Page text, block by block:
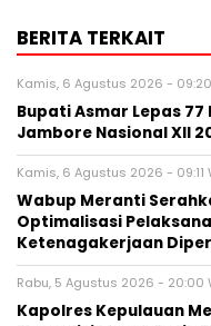
BERITA TERKAIT
Kamis, 6 Agustus 2026 - 09:20
Bupati Asmar Lepas
Jambore Nasional XII
Kamis, 6 Agustus 2026 - 09:11
Wabup Meranti
Optimalisasi
Ketenagakerjaan
Rabu, 5 Agustus 2026 - 20:00
Kapolres Kepulauan